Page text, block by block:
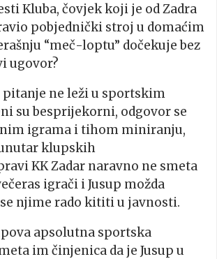
Kluba, čovjek koji je od Zadra
pobjednički stroj u domaćim
“meč-loptu” dočekuje bez
ugovor?
pitanje ne leži u sportskim
su besprijekorni, odgovor se
igrama i tihom miniranju,
klupskih
KK Zadar naravno ne smeta
igrači i Jusup možda
njime rado kititi u javnosti.
apsolutna sportska
im činjenica da je Jusup u